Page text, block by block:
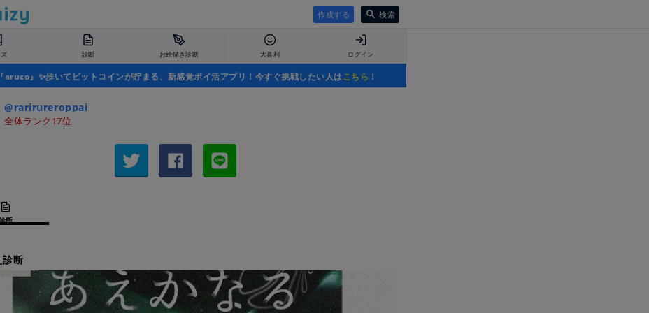
作成する 検索
診断 お絵描き診断 大喜利 ログイン
aruco』✨歩いてビットコインが貯まる、新感覚ポイ活アプリ！今すぐ挑戦したい人はこちら ！
@rarirureroppai
全体ランク17位
断
診断